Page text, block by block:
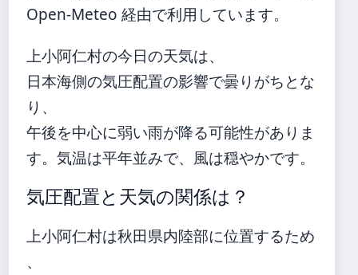
Open-Meteo 経由で利用しています。
上小阿仁村の今日の天気は、
日本海側の気圧配置の影響で曇りがちとな
り、
午後を中心に弱い雨が降る可能性がありま
す。気温は平年並みで、風は穏やかです。
気圧配置と天気の関係は？
上小阿仁村は秋田県内陸部に位置するため
、